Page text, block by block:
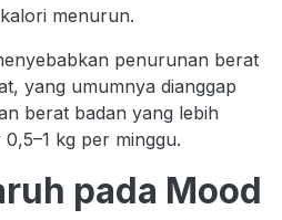
menurun.
penurunan berat
yang umumnya dianggap
berat badan yang lebih
kg per minggu.
pada Mood